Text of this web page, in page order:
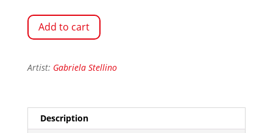
Add to cart
Artist: Gabriela Stellino
Description